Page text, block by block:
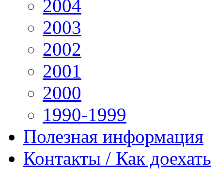
2004
2003
2002
2001
2000
1990-1999
Полезная информация
Контакты / Как доехать